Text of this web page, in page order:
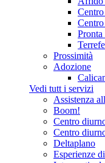
Pronta
Prossimità
Adozione
Vedi tutt i servizi
Assistenza
Boom!
Centro
Centro
Deltaplano
Esperienze